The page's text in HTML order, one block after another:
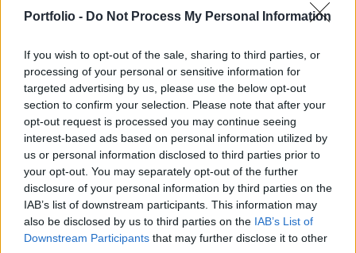
Portfolio - Do Not Process My Personal Information
If you wish to opt-out of the sale, sharing to third parties, or
processing of your personal or sensitive information for
targeted advertising by us, please use the below opt-out
section to confirm your selection. Please note that after your
opt-out request is processed you may continue seeing
interest-based ads based on personal information utilized by
us or personal information disclosed to third parties prior to
your opt-out. You may separately opt-out of the further
disclosure of your personal information by third parties on the
IAB’s list of downstream participants. This information may
also be disclosed by us to third parties on the IAB’s List of
Downstream Participants that may further disclose it to other
megszokott módon februárban érkezik a teljes 13.
14. havi nyugdíj első negyedrésze is. Mutatjuk a
pontos számokat, hogy kinek mekkora összeggel
nő a havi bevétele.
A rendes havi nyugdíjukat már csütörtökön megkapták,
pénteken pedig a 13. havi nyugdíjukat is kézhez kapják
azok az ellátottak, akikhez banki átutalással érkezik a
pénz, sőt, a 14. havi juttatás idei részlete (negyede) is ma
érkezik a bankszámlákra. A postai kézbesítés már egy hete,
ütemezetten zajlik – jelenleg mintegy 800 ezer főnek
készpénzben viszi ki a postás...